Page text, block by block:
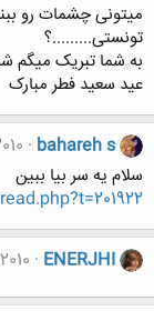
میتونی چشمات رو
تونستی.........؟
به شما تبریک میگم
عید سعید فطر مبارک
bahareh s
سلام يه سر بيا ببين
ENERJHI